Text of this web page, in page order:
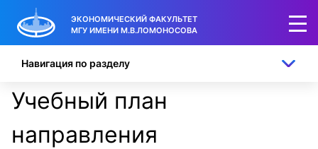
ЭКОНОМИЧЕСКИЙ ФАКУЛЬТЕТ
МГУ ИМЕНИ М.В.ЛОМОНОСОВА
Учебный план
направления
Навигация по разделу